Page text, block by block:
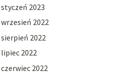
styczeń 2023
wrzesień 2022
sierpień 2022
lipiec 2022
czerwiec 2022